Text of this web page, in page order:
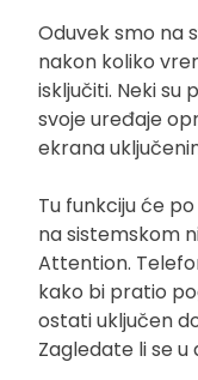
Oduvek smo na
nakon koliko
isključiti. Neki
svoje uređaje
ekrana
Tu funkciju će
na sistemskom
Attention.
kako bi pratio
ostati uključen
Zagledate li se u